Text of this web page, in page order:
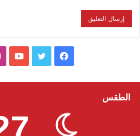
ب
ي
الطقس